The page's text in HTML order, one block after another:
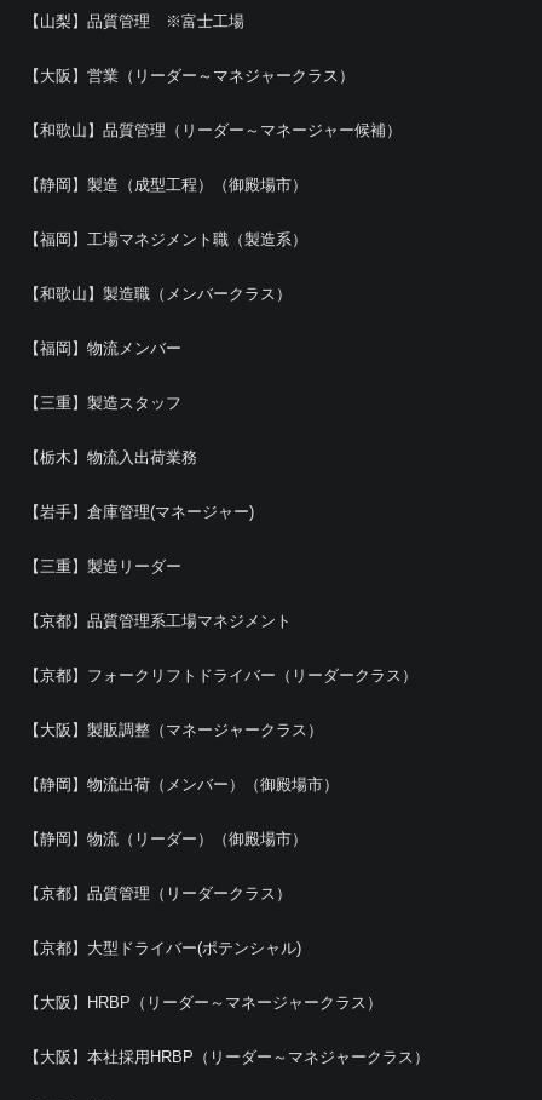
【山梨】品質管理 ※富士工場
【大阪】営業（リーダー～マネジャークラス）
【和歌山】品質管理（リーダー～マネージャー候補）
【静岡】製造（成型工程）（御殿場市）
【福岡】工場マネジメント職（製造系）
【和歌山】製造職（メンバークラス）
【福岡】物流メンバー
【三重】製造スタッフ
【栃木】物流入出荷業務
【岩手】倉庫管理(マネージャー)
【三重】製造リーダー
【京都】品質管理系工場マネジメント
【京都】フォークリフトドライバー（リーダークラス）
【大阪】製販調整（マネージャークラス）
【静岡】物流出荷（メンバー）（御殿場市）
【静岡】物流（リーダー）（御殿場市）
【京都】品質管理（リーダークラス）
【京都】大型ドライバー(ポテンシャル)
【大阪】HRBP（リーダー～マネージャークラス）
【大阪】本社採用HRBP（リーダー～マネジャークラス）